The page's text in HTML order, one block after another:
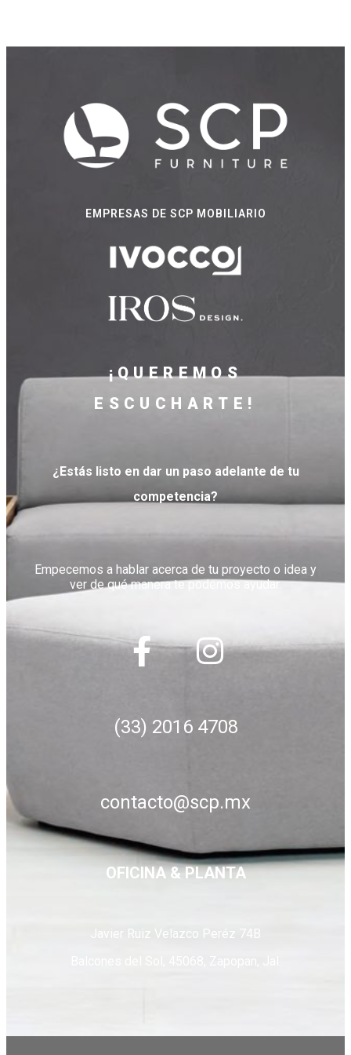
EMPRESAS DE SCP MOBILIARIO
¡QUEREMOS
ESCUCHARTE!
¿Estás listo en dar un paso adelante de tu
competencia?
Empecemos a hablar acerca de tu proyecto o idea y
ver de qué manera te podemos ayudar.
(33) 2016 4708
contacto@scp.mx
OFICINA & PLANTA
Javier Ruiz Velazco Peréz 74B